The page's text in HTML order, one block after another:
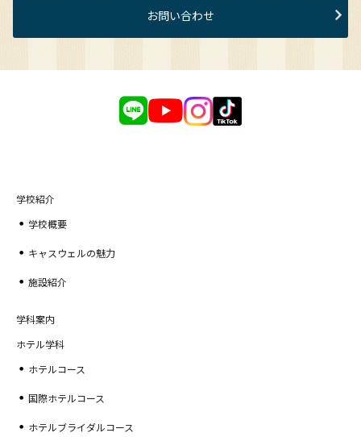
お問い合わせ
学校紹介
学校概要
キャスウェルの魅力
施設紹介
学科案内
ホテル学科
ホテルコース
国際ホテルコース
ホテルブライダルコース